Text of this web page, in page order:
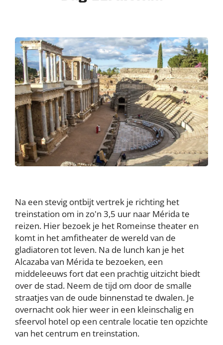
Na een stevig ontbijt vertrek je richting het
treinstation om in zo'n 3,5 uur naar Mérida te
reizen. Hier bezoek je het Romeinse theater en
komt in het amfitheater de wereld van de
gladiatoren tot leven. Na de lunch kan je het
Alcazaba van Mérida te bezoeken, een
middeleeuws fort dat een prachtig uitzicht biedt
over de stad. Neem de tijd om door de smalle
straatjes van de oude binnenstad te dwalen. Je
overnacht ook hier weer in een kleinschalig en
sfeervol hotel op een centrale locatie ten opzichte
van het centrum en treinstation.